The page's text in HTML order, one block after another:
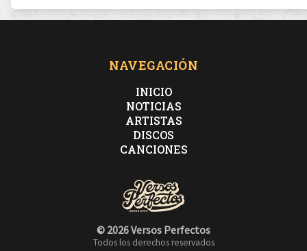
NAVEGACIÓN
INICIO
NOTICIAS
ARTISTAS
DISCOS
CANCIONES
© 2026 Versos Perfectos
Todos los derechos reservados